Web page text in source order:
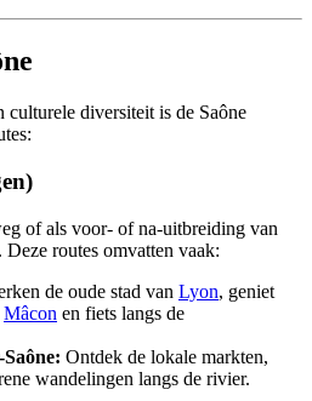
culturele diversiteit is de Saône
of als voor- of na-uitbreiding van
routes omvatten vaak:
de oude stad van Lyon, geniet
Mâcon en fiets langs de
Ontdek de lokale markten,
wandelingen langs de rivier.